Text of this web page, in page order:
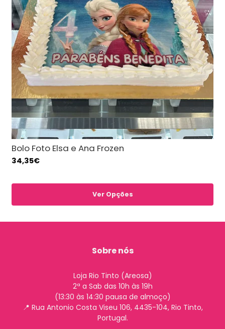
Bolo Foto Elsa e Ana Frozen
34,35€
Ver Opções
Sobre nós
Loja Rio Tinto (Areosa)
2ª a Sab das 10h às 19h
(13:30 às 14:30 pausa de almoço)
📍 Rua Antonio Costa Viseu 106, 4435-104, Rio Tinto,
Portugal.